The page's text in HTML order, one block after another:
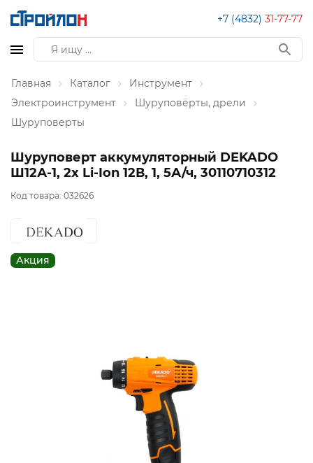
+7 (4832) 31-77-77
Главная Каталог
Инструмент
Электроинструмент
Шуруповёрты, дрели
Шуруповерты
Шуруповерт аккумуляторный DEKADO
Ш12А-1, 2х Li-Ion 12В, 1, 5А/ч, 30110710312
Код товара: 032626
Акция